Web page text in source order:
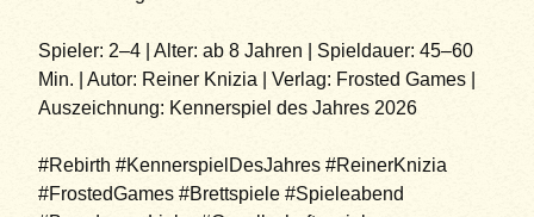
Spieler: 2–4 | Alter: ab 8 Jahren | Spieldauer: 45–60
Min. | Autor: Reiner Knizia | Verlag: Frosted Games |
Auszeichnung: Kennerspiel des Jahres 2026
#Rebirth #KennerspielDesJahres #ReinerKnizia
#FrostedGames #Brettspiele #Spieleabend